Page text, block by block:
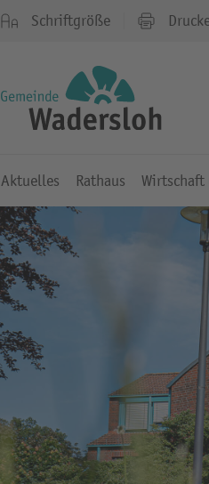
Schriftgröße
Aktuelles Rathaus Wirtschaft